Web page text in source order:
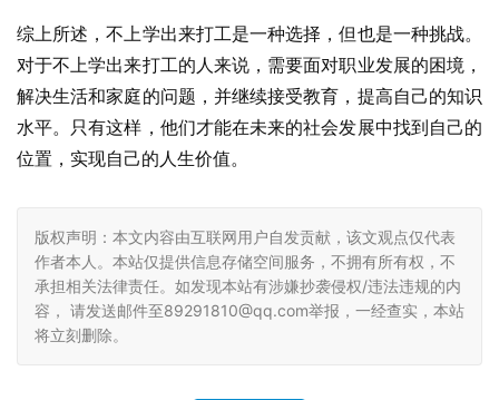
综上所述，不上学出来打工是一种选择，但也是一种挑战。
对于不上学出来打工的人来说，需要面对职业发展的困境，
解决生活和家庭的问题，并继续接受教育，提高自己的知识
水平。只有这样，他们才能在未来的社会发展中找到自己的
位置，实现自己的人生价值。
版权声明：本文内容由互联网用户自发贡献，该文观点仅代表
作者本人。本站仅提供信息存储空间服务，不拥有所有权，不
承担相关法律责任。如发现本站有涉嫌抄袭侵权/违法违规的内
容， 请发送邮件至89291810@qq.com举报，一经查实，本站
将立刻删除。